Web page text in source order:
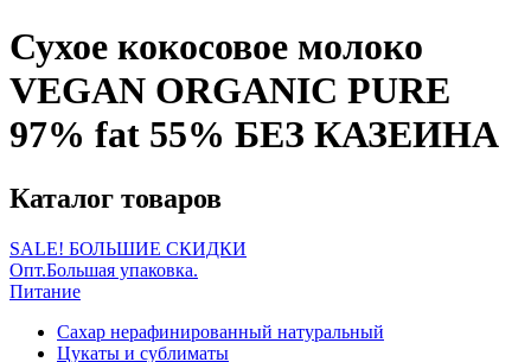
Сухое кокосовое молоко
VEGAN ORGANIC PURE
97% fat 55% БЕЗ КАЗЕИНА
Каталог товаров
SALE! БОЛЬШИЕ СКИДКИ
Опт.Большая упаковка.
Питание
Сахар нерафинированный натуральный
Цукаты и сублиматы